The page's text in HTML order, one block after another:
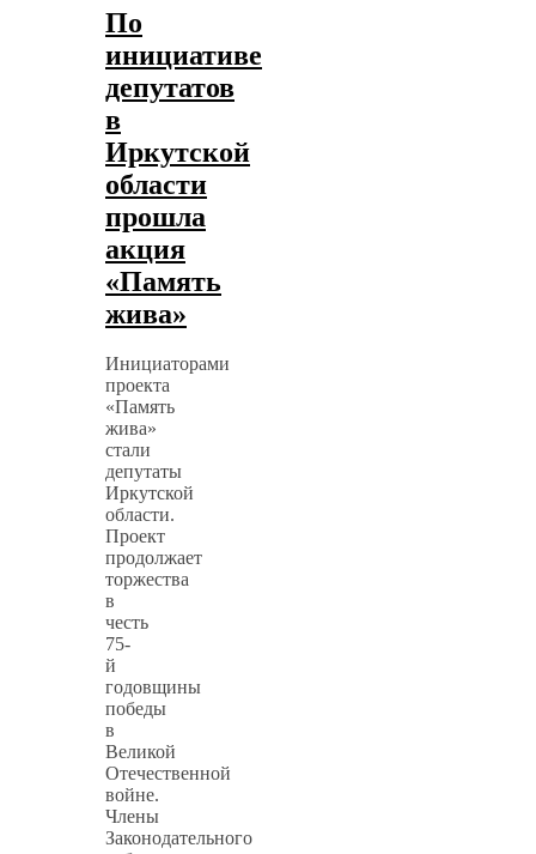
По
инициативе
депутатов
в
Иркутской
области
прошла
акция
«Память
жива»
Инициаторами
проекта
«Память
жива»
стали
депутаты
Иркутской
области.
Проект
продолжает
торжества
в
честь
75-
й
годовщины
победы
в
Великой
Отечественной
войне.
Члены
Законодательного